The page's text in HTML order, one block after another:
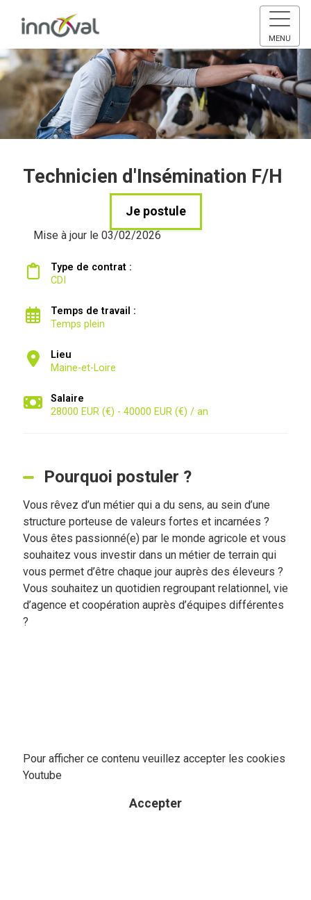
MENU
Technicien d'Insémination F/H
Je postule
Mise à jour le 03/02/2026
Type de contrat :
CDI
Temps de travail :
Temps plein
Lieu
Maine-et-Loire
Salaire
28000 EUR (€) - 40000 EUR (€) / an
Pourquoi postuler ?
Vous rêvez d’un métier qui a du sens, au sein d’une
structure porteuse de valeurs fortes et incarnées ?
Vous êtes passionné(e) par le monde agricole et vous
souhaitez vous investir dans un métier de terrain qui
vous permet d’être chaque jour auprès des éleveurs ?
Vous souhaitez un quotidien regroupant relationnel, vie
d’agence et coopération auprès d’équipes différentes
?
Pour afficher ce contenu veuillez accepter les cookies
Youtube
Accepter